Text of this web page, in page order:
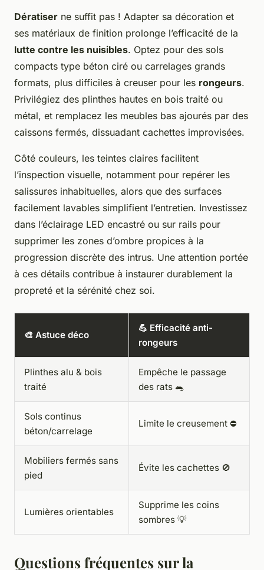
Dératiser ne suffit pas ! Adapter sa décoration et
ses matériaux de finition prolonge l’efficacité de la
lutte contre les nuisibles. Optez pour des sols
compacts type béton ciré ou carrelages grands
formats, plus difficiles à creuser pour les rongeurs.
Privilégiez des plinthes hautes en bois traité ou
métal, et remplacez les meubles bas ajourés par des
caissons fermés, dissuadant cachettes improvisées.
Côté couleurs, les teintes claires facilitent
l’inspection visuelle, notamment pour repérer les
salissures inhabituelles, alors que des surfaces
facilement lavables simplifient l’entretien. Investissez
dans l’éclairage LED encastré ou sur rails pour
supprimer les zones d’ombre propices à la
progression discrète des intrus. Une attention portée
à ces détails contribue à instaurer durablement la
propreté et la sérénité chez soi.
🎨 Astuce déco
💪 Efficacité anti-
rongeurs
Plinthes alu & bois
traité
Empêche le passage
des rats 🐀
Sols continus
béton/carrelage
Limite le creusement ⛔
Mobiliers fermés sans
pied
Évite les cachettes 🚫
Lumières orientables
Supprime les coins
sombres 💡
Questions fréquentes sur la